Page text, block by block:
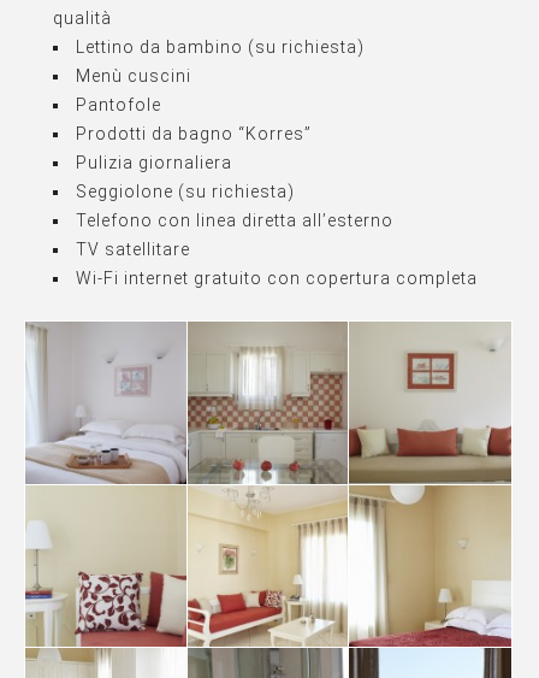
qualità
Lettino da bambino (su richiesta)
Menù cuscini
Pantofole
Prodotti da bagno “Korres”
Pulizia giornaliera
Seggiolone (su richiesta)
Telefono con linea diretta all’esterno
TV satellitare
Wi-Fi internet gratuito con copertura completa